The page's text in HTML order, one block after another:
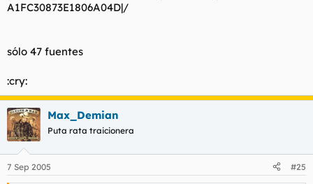
A1FC30873E1806A04D|/
sólo 47 fuentes
:cry:
Max_Demian
Puta rata traicionera
7 Sep 2005 #25